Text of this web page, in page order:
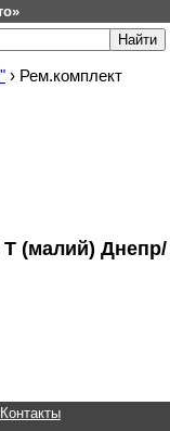
› Рем.комплект
Т (малий) Днепр/
Контакты